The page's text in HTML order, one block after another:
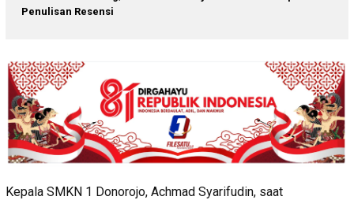
Penulisan Resensi
Kepala SMKN 1 Donorojo, Achmad Syarifudin, saat